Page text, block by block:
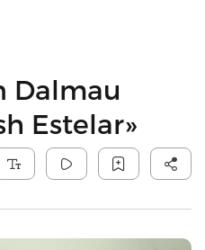
Dalmau
Estelar»